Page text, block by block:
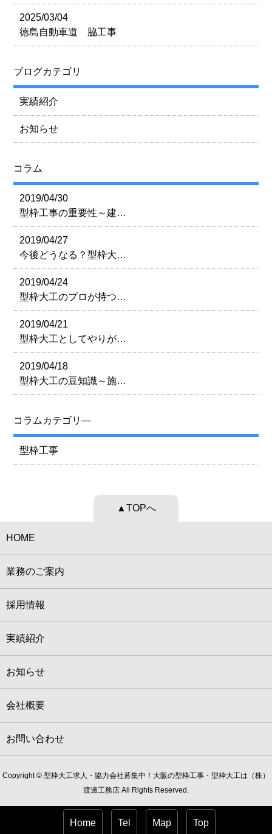
2025/03/04
徳島自動車道 脇工事
ブログカテゴリ
実績紹介
お知らせ
コラム
2019/04/30
型枠工事の重要性～建…
2019/04/27
今後どうなる？型枠大…
2019/04/24
型枠大工のプロが持つ…
2019/04/21
型枠大工としてやりが…
2019/04/18
型枠大工の豆知識～施…
コラムカテゴリ―
型枠工事
▲TOPへ
HOME
業務のご案内
採用情報
実績紹介
お知らせ
会社概要
お問い合わせ
Copyright © 型枠大工求人・協力会社募集中！大阪の型枠工事・型枠大工は（株）
渡邊工務店 All Rights Reserved.
Home Tel Map Top